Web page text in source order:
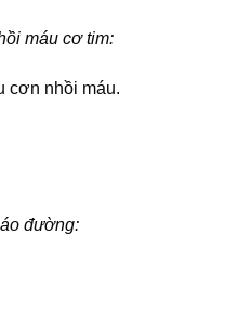
máu cơ tim:
cơn nhồi máu.
đường: